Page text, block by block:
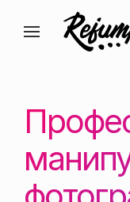
содержанию
Блог о